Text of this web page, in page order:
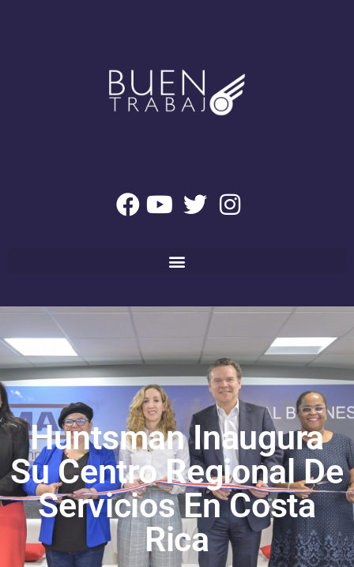
Huntsman Inaugura
Su Centro Regional De
Servicios En Costa
Rica